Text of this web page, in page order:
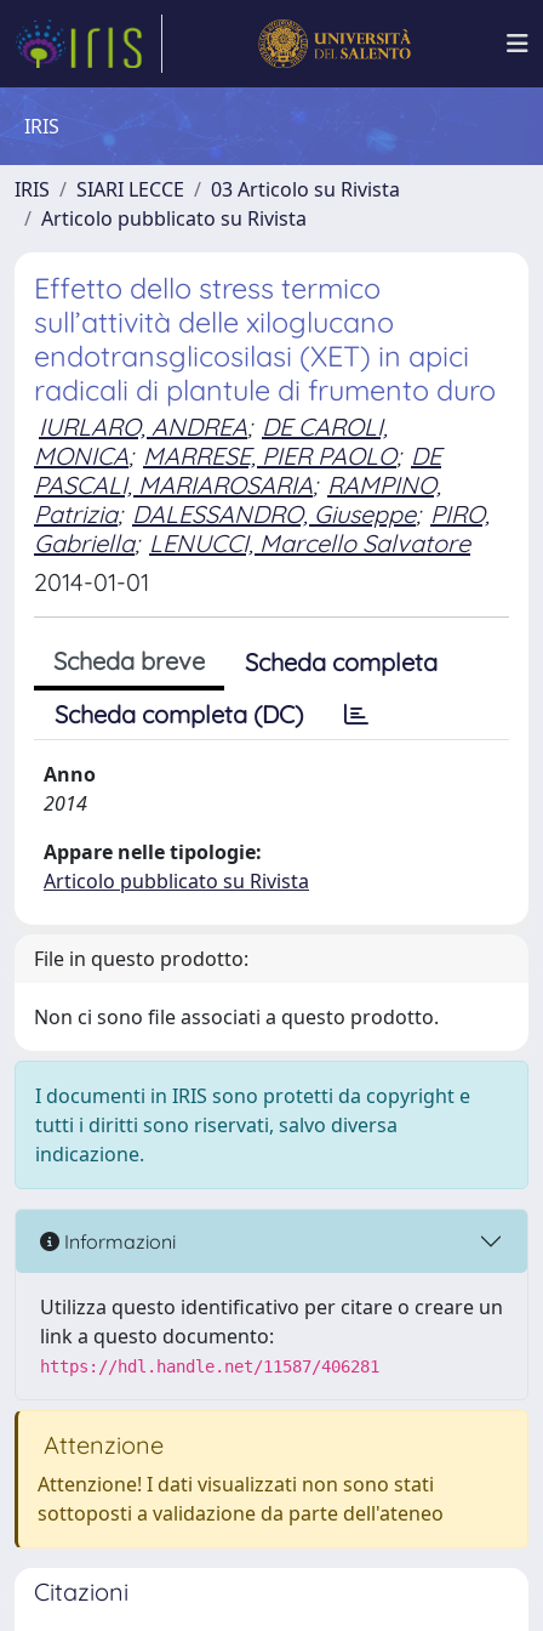
IRIS
IRIS SIARI LECCE
03 Articolo su Rivista
Articolo pubblicato su Rivista
Effetto dello stress termico
sull’attività delle xiloglucano
endotransglicosilasi (XET) in apici
radicali di plantule di frumento duro
IURLARO, ANDREA; DE CAROLI,
MONICA; MARRESE, PIER PAOLO; DE
PASCALI, MARIAROSARIA; RAMPINO,
Patrizia; DALESSANDRO, Giuseppe; PIRO,
Gabriella; LENUCCI, Marcello Salvatore
2014-01-01
Scheda breve
Scheda completa
Scheda completa (DC)
Anno
2014
Appare nelle tipologie:
Articolo pubblicato su Rivista
File in questo prodotto:
Non ci sono file associati a questo prodotto.
I documenti in IRIS sono protetti da copyright e
tutti i diritti sono riservati, salvo diversa
indicazione.
Informazioni
Utilizza questo identificativo per citare o creare un
link a questo documento:
https://hdl.handle.net/11587/406281
Attenzione
Attenzione! I dati visualizzati non sono stati
sottoposti a validazione da parte dell'ateneo
Citazioni